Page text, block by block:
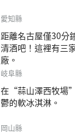
愛知縣
距離名古屋僅30分
清酒吧！這裡有三
廠。
岐阜縣
在“蒜山澤西牧場
鬱的軟冰淇淋。
岡山縣